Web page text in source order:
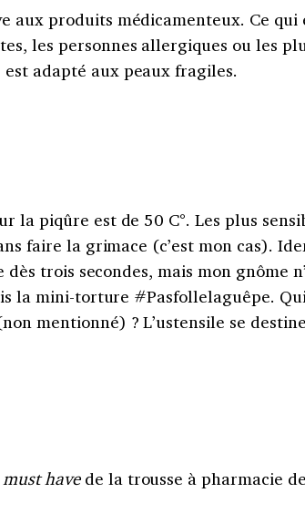
aux produits médicamenteux. Ce qui
les personnes allergiques ou les
est adapté aux peaux fragiles.
la piqûre est de 50 C°. Les plus
faire la grimace (c’est mon cas).
trois secondes, mais mon gnôme
la mini-torture #Pasfollelaguêpe.
mentionné) ? L’ustensile se
must havede la trousse à pharmacie